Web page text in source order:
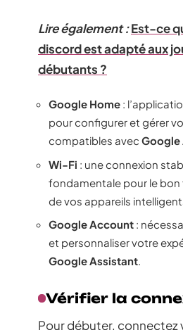
Lire également :Est-ce
discord est adapté aux
débutants ?
Google Home :
pour configurer et gérer
compatibles avec Google
Wi-Fi : une connexion
fondamentale pour le
de vos appareils
Google Account :
et personnaliser votre
Google Assistant.
Vérifier la
Pour débuter, connectez